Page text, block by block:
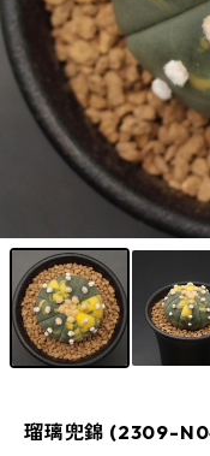
瑠璃兜錦 (2309-